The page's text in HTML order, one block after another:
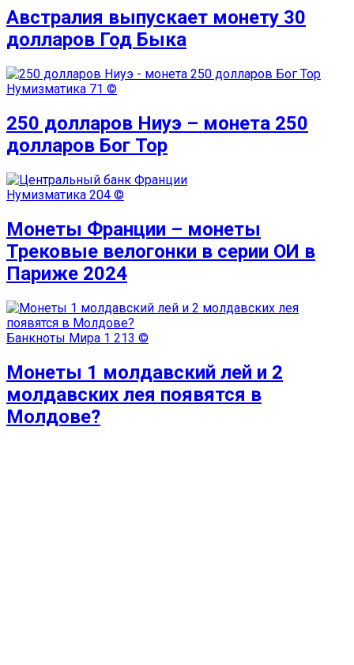
Австралия выпускает монету 30
долларов Год Быка
Нумизматика 71 ©
250 долларов Ниуэ – монета 250
долларов Бог Тор
Нумизматика 204 ©
Монеты Франции – монеты
Трековые велогонки в серии ОИ в
Париже 2024
Банкноты Мира 1 213 ©
Монеты 1 молдавский лей и 2
молдавских лея появятся в
Молдове?